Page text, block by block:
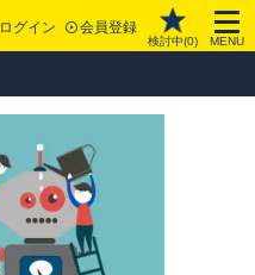
ログイン 会員登録
検討中(0) MENU